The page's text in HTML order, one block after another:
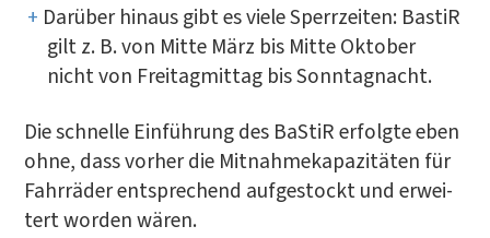
Dar­über hin­aus gibt es vie­le Sperr­zei­ten: Bas­tiR
gilt z. B. von Mit­te März bis Mit­te Okto­ber
nicht von Frei­tag­mit­tag bis Sonntagnacht.
Die schnel­le Ein­füh­rung des BaS­tiR erfolg­te eben
ohne, dass vor­her die Mit­nah­me­ka­pa­zi­tä­ten für
Fahr­rä­der ent­spre­chend auf­ge­stockt und erwei­
tert wor­den wären.